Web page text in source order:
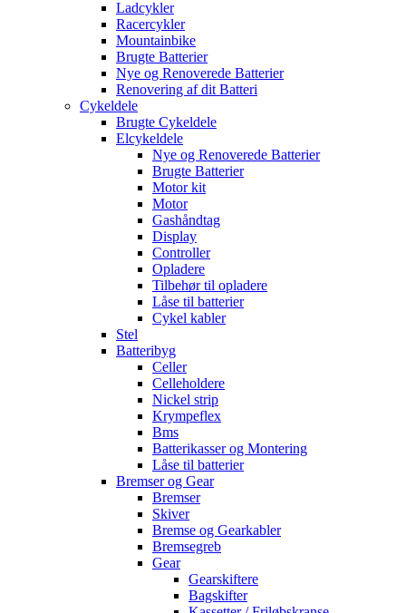
Ladcykler
Racercykler
Mountainbike
Brugte Batterier
Nye og Renoverede Batterier
Renovering af dit Batteri
Cykeldele
Brugte Cykeldele
Elcykeldele
Nye og Renoverede Batterier
Brugte Batterier
Motor kit
Motor
Gashåndtag
Display
Controller
Opladere
Tilbehør til opladere
Låse til batterier
Cykel kabler
Stel
Batteribyg
Celler
Celleholdere
Nickel strip
Krympeflex
Bms
Batterikasser og Montering
Låse til batterier
Bremser og Gear
Bremser
Skiver
Bremse og Gearkabler
Bremsegreb
Gear
Gearskiftere
Bagskifter